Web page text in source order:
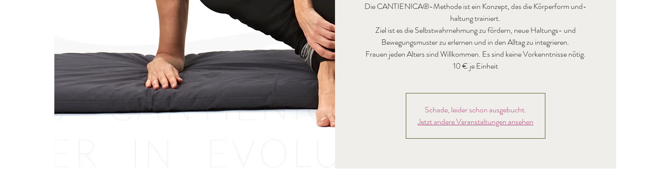
Die CANTIENICA®-Methode ist ein Konzept, das die Körperform und-
haltung trainiert.
Ziel ist es die Selbstwahrnehmung zu fördern, neue Haltungs- und
Bewegungsmuster zu erlernen und in den Alltag zu integrieren.
Frauen jeden Alters sind Willkommen. Es sind keine Vorkenntnisse nötig.
10 € je Einheit
Schade, leider schon ausgebucht.
Jetzt andere Veranstaltungen ansehen